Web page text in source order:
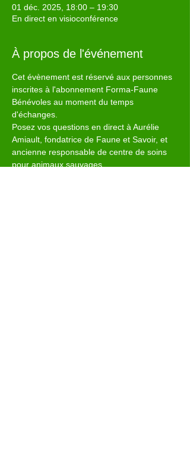
01 déc. 2025, 18:00 – 19:30
En direct en visioconférence
À propos de l'événement
Cet évènement est réservé aux personnes
inscrites à l'abonnement Forma-Faune
Bénévoles au moment du temps
d'échanges.
Posez vos questions en direct à Aurélie
Amiault, fondatrice de Faune et Savoir, et
ancienne responsable de centre de soins
pour animaux sauvages.